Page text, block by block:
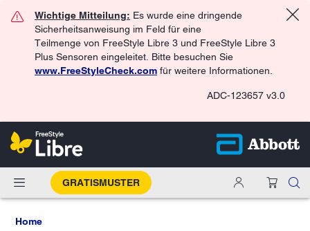
Wichtige Mitteilung: Es wurde eine dringende
Sicherheitsanweisung im Feld für eine
Teilmenge von FreeStyle Libre 3 und FreeStyle Libre 3
Plus Sensoren eingeleitet. Bitte besuchen Sie
www.FreeStyleCheck.com für weitere Informationen.
ADC-123657 v3.0
GRATISMUSTER
Home